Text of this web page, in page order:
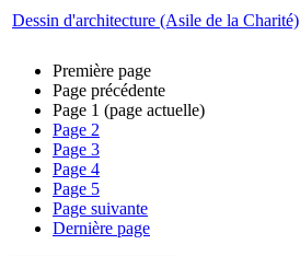
Dessin d'architecture (Asile de la Charité)
Première page
Page précédente
Page 1 (page actuelle)
Page 2
Page 3
Page 4
Page 5
Page suivante
Dernière page